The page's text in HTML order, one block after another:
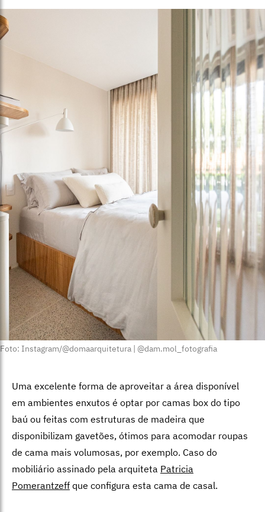
Foto: Instagram/@domaarquitetura | @dam.mol_fotografia
Uma excelente forma de aproveitar a área disponível
em ambientes enxutos é optar por camas box do tipo
baú ou feitas com estruturas de madeira que
disponibilizam gavetões, ótimos para acomodar roupas
de cama mais volumosas, por exemplo. Caso do
mobiliário assinado pela arquiteta Patricia
Pomerantzeff que configura esta cama de casal.